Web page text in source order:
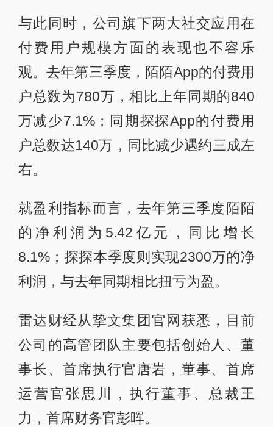
与此同时，公司旗下两大社交应用在
付费用户规模方面的表现也不容乐
观。去年第三季度，陌陌App的付费用
户总数为780万，相比上年同期的840
万减少7.1%；同期探探App的付费用
户总数达140万，同比减少遇约三成左
右。
就盈利指标而言，去年第三季度陌陌
的净利润为5.42亿元，同比增长
8.1%；探探本季度则实现2300万的净
利润，与去年同期相比扭亏为盈。
雷达财经从挚文集团官网获悉，目前
公司的高管团队主要包括创始人、董
事长、首席执行官唐岩，董事、首席
运营官张思川，执行董事、总裁王
力，首席财务官彭晖。